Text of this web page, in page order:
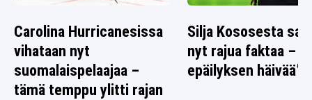
Carolina Hurricanesissa
vihataan nyt
suomalaispelaajaa –
tämä temppu ylitti rajan
Silja Kososesta
nyt rajua faktaa –
epäilyksen häivää”